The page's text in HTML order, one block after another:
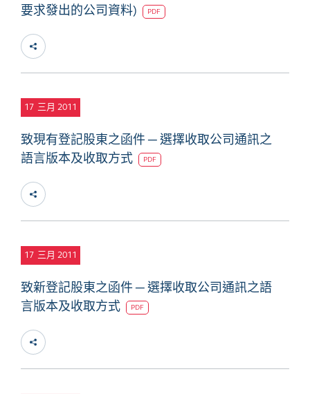
要求發出的公司資料)
PDF
17 三月 2011
致現有登記股東之函件 ─ 選擇收取公司通訊之
語言版本及收取方式
PDF
17 三月 2011
致新登記股東之函件 ─ 選擇收取公司通訊之語
言版本及收取方式
PDF